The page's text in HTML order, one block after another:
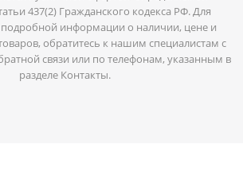
437(2) Гражданского кодекса РФ. Для
информации о наличии, цене и
обратитесь к нашим специалистам с
связи или по телефонам, указанным в
разделе Контакты.